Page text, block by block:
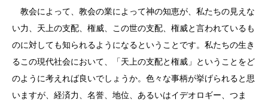
教会によって、教会の業によって神の知恵が、私たちの見えな
い力、天上の支配、権威、この世の支配、権威と言われているも
のに対しても知られるようになるということです。私たちの生き
るこの現代社会において、「天上の支配と権威」ということをど
のように考えれば良いでしょうか。色々な事柄が挙げられると思
いますが、経済力、名誉、地位、あるいはイデオロギー、つま